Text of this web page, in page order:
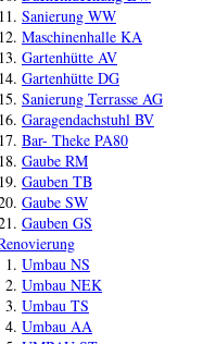
Sanierung WW
Maschinenhalle KA
Gartenhütte AV
Gartenhütte DG
Sanierung Terrasse AG
Garagendachstuhl BV
Bar- Theke PA80
Gaube RM
Gauben TB
Gaube SW
Gauben GS
Umbau NS
Umbau NEK
Umbau TS
Umbau AA